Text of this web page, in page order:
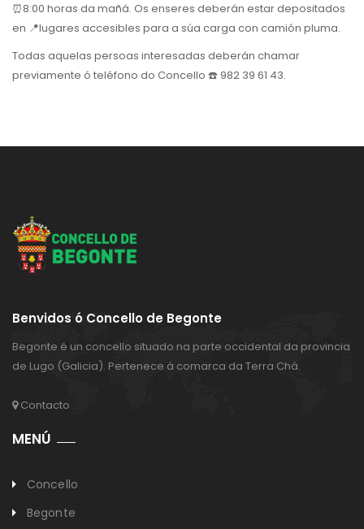
⏰8:00 horas da mañá. Os enseres deberán estar depositados
en 📍lugares accesibles para a súa carga con camión pluma.
Todas aquelas persoas interesadas deberán chamar
previamente ó teléfono do Concello ☎️ 982 39 61 43.
Benvidos ó Concello de Begonte
Begonte é un concello situado na parte occidental da provincia
de Lugo (Galicia). Pertenece á comarca da Terra Chá.
Contacto
MENÚ
Concello
Begonte